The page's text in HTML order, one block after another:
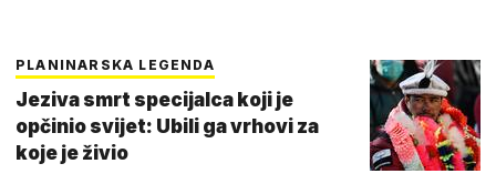
PLANINARSKA LEGENDA
Jeziva smrt specijalca koji je
opčinio svijet: Ubili ga vrhovi za
koje je živio